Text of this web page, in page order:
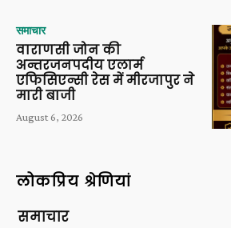
समाचार
वाराणसी जोन की
अन्तरजनपदीय एलार्म
एफिसिएन्सी रेस में मीरजापुर ने
मारी बाजी
August 6, 2026
लोकप्रिय श्रेणियां
समाचार